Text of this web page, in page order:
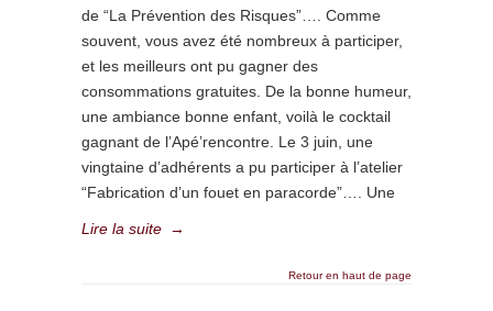
de “La Prévention des Risques”…. Comme
souvent, vous avez été nombreux à participer,
et les meilleurs ont pu gagner des
consommations gratuites. De la bonne humeur,
une ambiance bonne enfant, voilà le cocktail
gagnant de l’Apé’rencontre. Le 3 juin, une
vingtaine d’adhérents a pu participer à l’atelier
“Fabrication d’un fouet en paracorde”…. Une
Lire la suite →
Retour en haut de page